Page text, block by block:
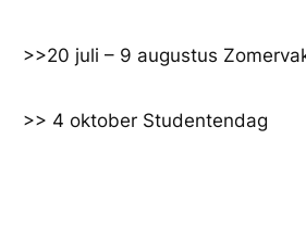
naar
>>20 juli – 9 augustus
>> 4 oktober Studentendag